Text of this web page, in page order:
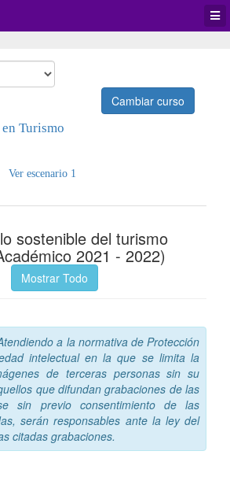
Cambiar curso
Turismo
Ver escenario 1
sostenible del turismo
2021 - 2022)
Mostrar Todo
a la normativa de Protección
intelectual en la que se limita la
de terceras personas sin su
que difundan grabaciones de las
sin previo consentimiento de las
serán responsables ante la ley del
citadas grabaciones.